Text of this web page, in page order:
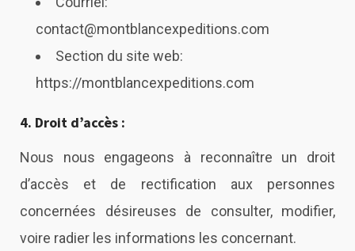
contact@montblancexpeditions.com
Section du site web:
https://montblancexpeditions.com
4. Droit d’accès :
Nous nous engageons à reconnaître un droit
d’accès et de rectification aux personnes
concernées désireuses de consulter, modifier,
voire radier les informations les concernant.